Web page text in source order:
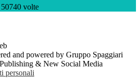
50740 volte
and powered by Gruppo Spaggiari
& New Social Media
personali